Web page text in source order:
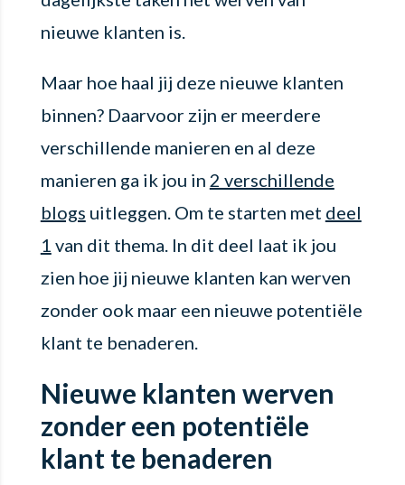
nieuwe klanten is.
Maar hoe haal jij deze nieuwe klanten
binnen? Daarvoor zijn er meerdere
verschillende manieren en al deze
manieren ga ik jou in 2 verschillende
blogs uitleggen. Om te starten met deel
1 van dit thema. In dit deel laat ik jou
zien hoe jij nieuwe klanten kan werven
zonder ook maar een nieuwe potentiële
klant te benaderen.
Nieuwe klanten werven
zonder een potentiële
klant te benaderen